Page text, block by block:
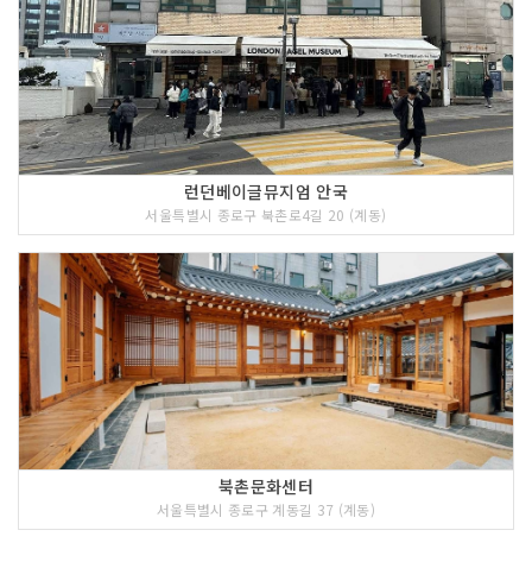
<<코스 설명>>
골목마다 이야기를 담고있는 정감 있는
서울의 인사동에 약 500m의 새로운 길
이 만들어졌다. 2004년 12월 18일 문을
연 <쌈지길>은 공예품전문 쇼핑몰로서
“인사동 속의 새로운 인사동”으로 관광
명소가 되고 있다. 한국의 인간문화재가
만든 최고급의 전통공예품과 현대공예작
품, 그리고 한국의 멋이 풍기는 디자인 제
품들을 <쌈지길>에서 모두 만나볼 수 있
다. 또한 대표적인 한국 음식인 ‘전주비빔
밥’, ‘불고기’, ‘빈대떡’과 한국의 전통차
도 맛볼 수 있다.
런던베이글뮤지엄 안국
서울특별시 종로구 북촌로4길 20 (계동)
북촌문화센터
서울특별시 종로구 계동길 37 (계동)